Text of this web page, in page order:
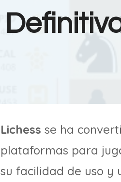
Lichess se ha
plataformas para
su facilidad de uso y